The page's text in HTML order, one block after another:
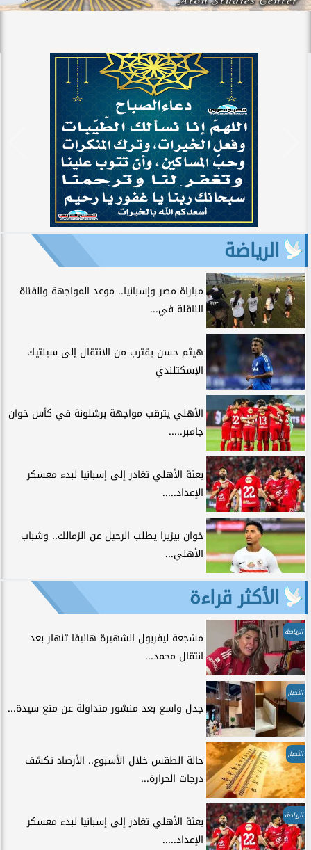
الرياضة
مباراة مصر وإسبانيا.. موعد المواجهة والقناة
الناقلة في...
هيثم حسن يقترب من الانتقال إلى سيلتيك
الإسكتلندي
الأهلي يترقب مواجهة برشلونة في كأس خوان
جامبر.....
بعثة الأهلي تغادر إلى إسبانيا لبدء معسكر
الإعداد.....
خوان بيزيرا يطلب الرحيل عن الزمالك.. وشباب
الأهلي...
الأكثر قراءة
الرياضة
مشجعة ليفربول الشهيرة هانيفا تنهار بعد
انتقال محمد...
الأخبار
جدل واسع بعد منشور متداولة عن منع سيدة...
الأخبار
حالة الطقس خلال الأسبوع.. الأرصاد تكشف
درجات الحرارة...
الرياضة
بعثة الأهلي تغادر إلى إسبانيا لبدء معسكر
الإعداد.....